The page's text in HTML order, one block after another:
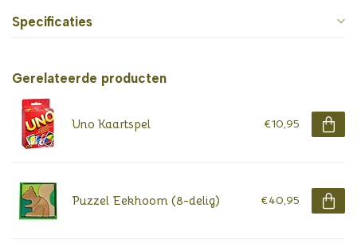
Specificaties
Gerelateerde producten
Uno Kaartspel €10,95
Puzzel Eekhoorn (8-delig) €40,95